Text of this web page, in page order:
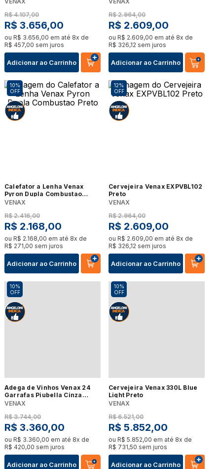
R$ 4.107,00
R$ 3.656,00
ou R$ 3.656,00 em até 8x de
R$ 457,00 sem juros
Adicionar ao Carrinho
R$ 2.964,00
R$ 2.609,00
ou R$ 2.609,00 em até 8x de
R$ 326,12 sem juros
Adicionar ao Carrinho
10%
OFF
Calefator a Lenha Venax
Pyron Dupla Combustao
Preto
VENAX
R$ 2.416,00
R$ 2.168,00
ou R$ 2.168,00 em até 8x de
R$ 271,00 sem juros
Adicionar ao Carrinho
12%
OFF
Cervejeira Venax EXPVBL102
Preto
VENAX
R$ 2.964,00
R$ 2.609,00
ou R$ 2.609,00 em até 8x de
R$ 326,12 sem juros
Adicionar ao Carrinho
10%
OFF
Adega de Vinhos Venax 24
Garrafas Piubella Cinza
Porta Invertida
VENAX
R$ 3.744,00
R$ 3.360,00
ou R$ 3.360,00 em até 8x de
R$ 420,00 sem juros
Adicionar ao Carrinho
10%
OFF
Cervejeira Venax 330L Blue
Light Preto
VENAX
R$ 6.521,00
R$ 5.852,00
ou R$ 5.852,00 em até 8x de
R$ 731,50 sem juros
Adicionar ao Carrinho